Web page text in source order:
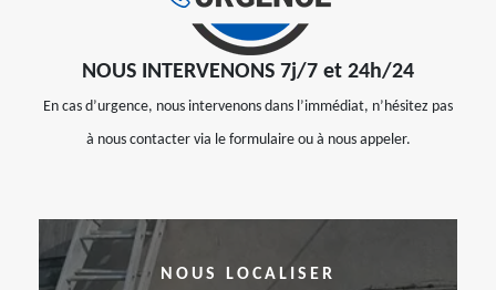
NOUS INTERVENONS 7j/7 et 24h/24
En cas d’urgence, nous intervenons dans l’immédiat, n’hésitez pas
à nous contacter via le formulaire ou à nous appeler.
NOUS LOCALISER